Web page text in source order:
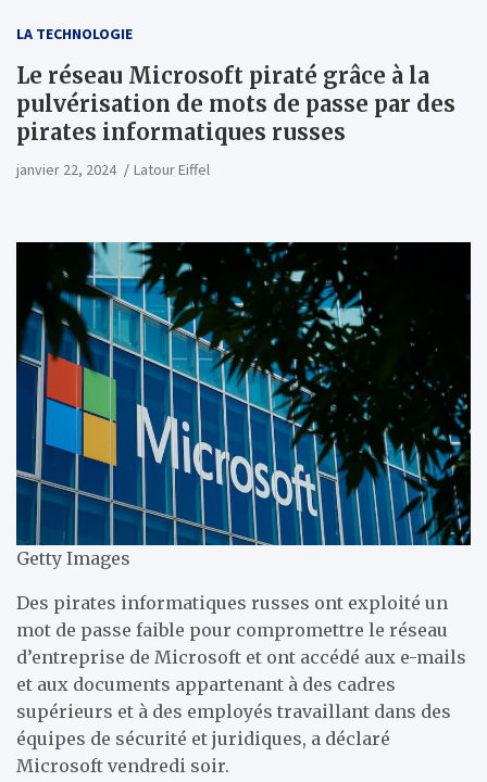
LA TECHNOLOGIE
Le réseau Microsoft piraté grâce à la
pulvérisation de mots de passe par des
pirates informatiques russes
janvier 22, 2024 Latour Eiffel
Getty Images
Des pirates informatiques russes ont exploité un
mot de passe faible pour compromettre le réseau
d’entreprise de Microsoft et ont accédé aux e-mails
et aux documents appartenant à des cadres
supérieurs et à des employés travaillant dans des
équipes de sécurité et juridiques, a déclaré
Microsoft vendredi soir.